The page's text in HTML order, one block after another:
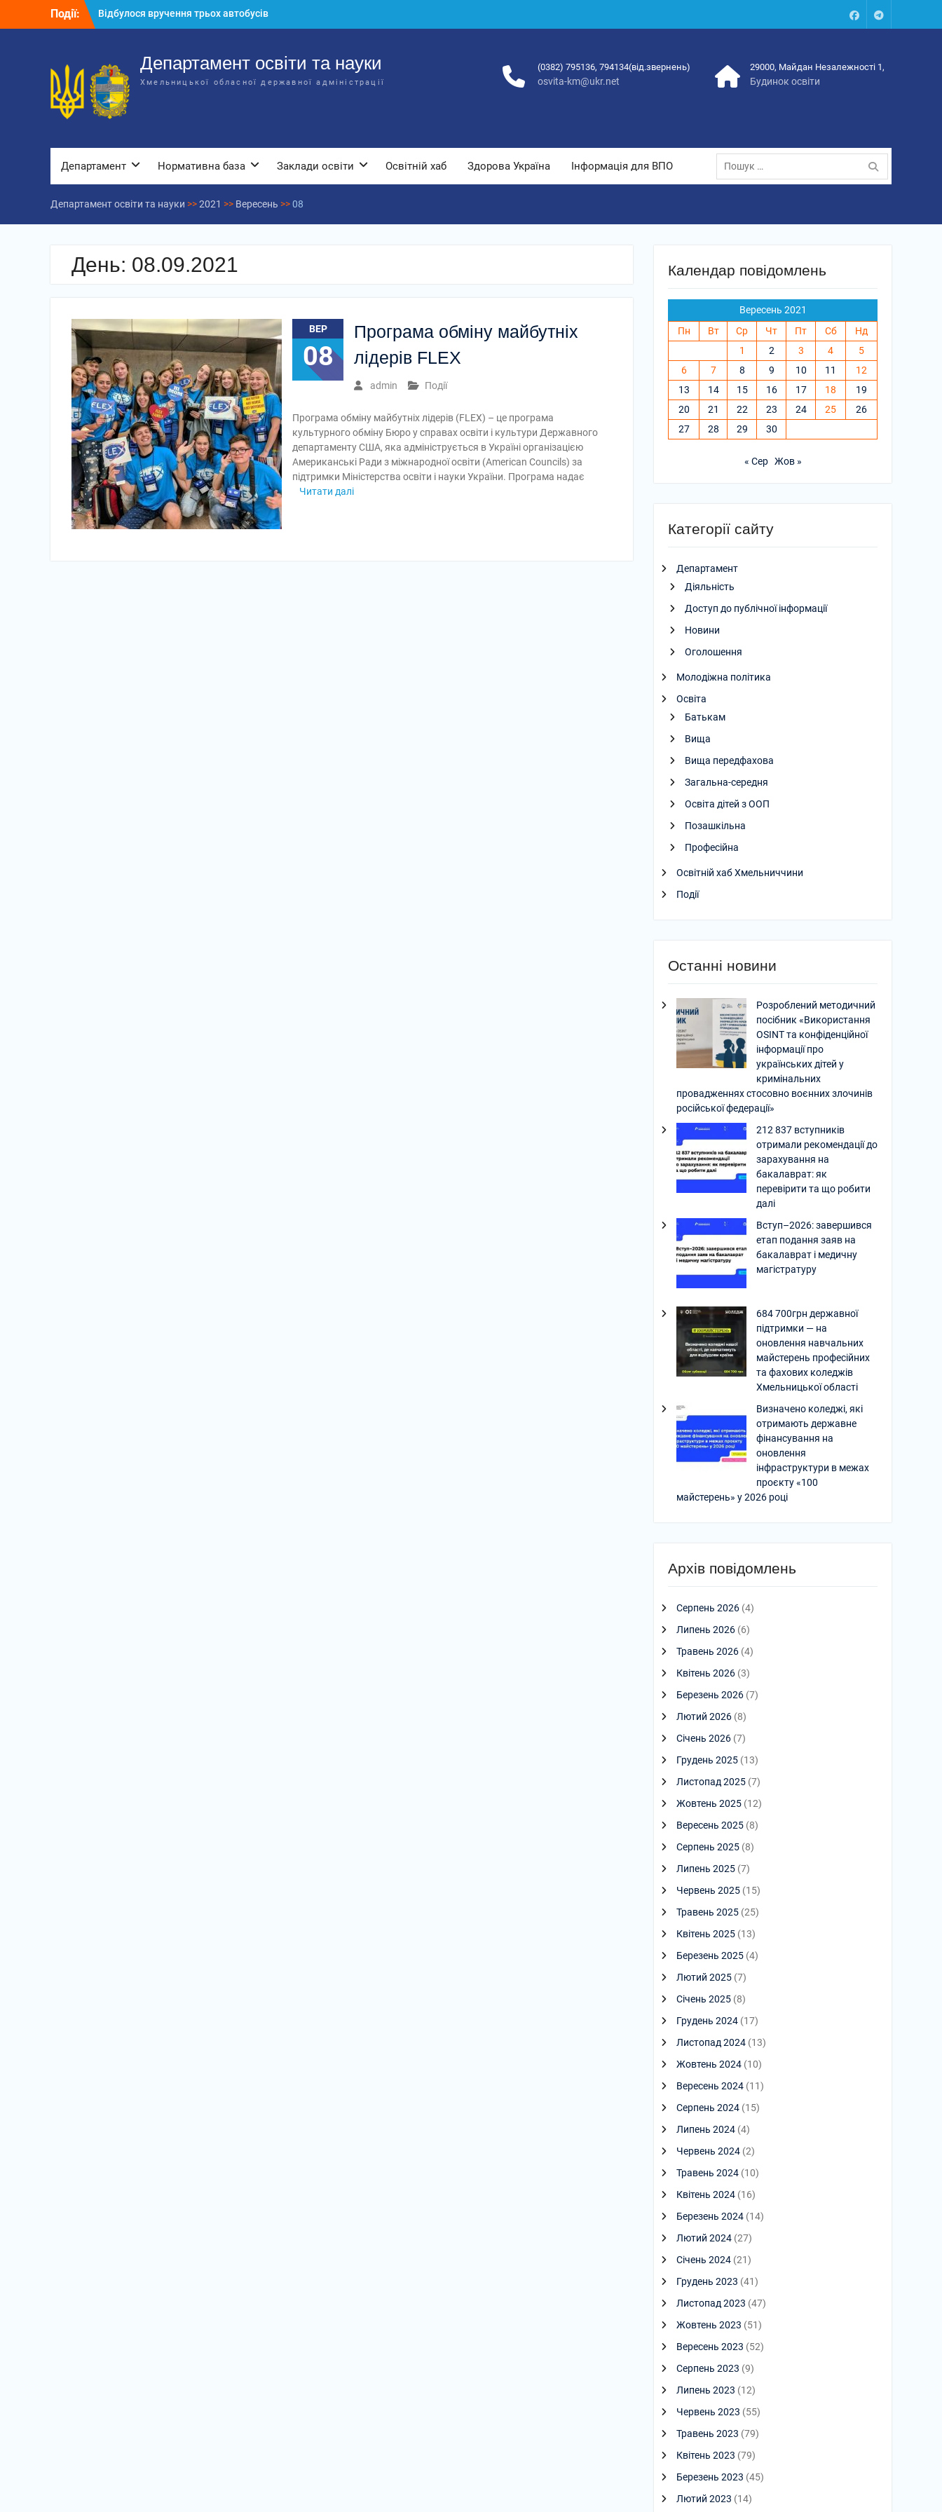
Події:
Відбулося вручення трьох автобусів
для потреб закладів освіти
Департаменту освіти та науки обласної
державної адміністрації
Відбулась обласна нарада для
відповідальних за національно-
патріотичне виховання
FacebookTalegram
Департамент освіти та науки
Хмельницької обласної державної адміністрації
(0382) 795136, 794134(від.звернень)
osvita-km@ukr.net
29000, Майдан Незалежності 1,
Будинок освіти
Департамент Нормативна база Заклади освіти Освітній хаб Здорова Україна Інформація для ВПО
Пошук:
Департамент освіти та науки >>2021 >> Вересень >>08
День: 08.09.2021
ВЕР
08
Програма обміну майбутніх
лідерів FLEX
admin Події
Програма обміну майбутніх лідерів (FLEX) – це програма
культурного обміну Бюро у справах освіти і культури Державного
департаменту США, яка адмініструється в Україні організацією
Американські Ради з міжнародної освіти (American Councils) за
підтримки Міністерства освіти і науки України. Програма надає
Читати далі
Календар повідомлень
Вересень 2021
Пн
Вт Ср Чт Пт Сб
Нд
1
2 3 4
5
6
7 8 9 10 11
12
13
14 15 16 17 18
19
20
21 22 23 24 25
26
27
28 29 30
« Сер Жов »
Категорії сайту
Департамент
Діяльність
Доступ до публічної інформації
Новини
Оголошення
Молодіжна політика
Освіта
Батькам
Вища
Вища передфахова
Загальна-середня
Освіта дітей з ООП
Позашкільна
Професійна
Освітній хаб Хмельниччини
Події
Останні новини
Розроблений методичний
посібник «Використання
OSINT та конфіденційної
інформації про
українських дітей у
кримінальних
провадженнях стосовно воєнних злочинів
російської федерації»
212 837 вступників
отримали рекомендації до
зарахування на
бакалаврат: як
перевірити та що робити
далі
Вступ–2026: завершився
етап подання заяв на
бакалаврат і медичну
магістратуру
684 700грн державної
підтримки — на
оновлення навчальних
майстерень професійних
та фахових коледжів
Хмельницької області
Визначено коледжі, які
отримають державне
фінансування на
оновлення
інфраструктури в межах
проєкту «100
майстерень» у 2026 році
Архів повідомлень
Серпень 2026 (4)
Липень 2026 (6)
Травень 2026 (4)
Квітень 2026 (3)
Березень 2026 (7)
Лютий 2026 (8)
Січень 2026 (7)
Грудень 2025 (13)
Листопад 2025 (7)
Жовтень 2025 (12)
Вересень 2025 (8)
Серпень 2025 (8)
Липень 2025 (7)
Червень 2025 (15)
Травень 2025 (25)
Квітень 2025 (13)
Березень 2025 (4)
Лютий 2025 (7)
Січень 2025 (8)
Грудень 2024 (17)
Листопад 2024 (13)
Жовтень 2024 (10)
Вересень 2024 (11)
Серпень 2024 (15)
Липень 2024 (4)
Червень 2024 (2)
Травень 2024 (10)
Квітень 2024 (16)
Березень 2024 (14)
Лютий 2024 (27)
Січень 2024 (21)
Грудень 2023 (41)
Листопад 2023 (47)
Жовтень 2023 (51)
Вересень 2023 (52)
Серпень 2023 (9)
Липень 2023 (12)
Червень 2023 (55)
Травень 2023 (79)
Квітень 2023 (79)
Березень 2023 (45)
Лютий 2023 (14)